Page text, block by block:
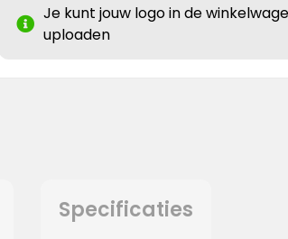
Je kunt jouw logo in de
uploaden
Specificaties